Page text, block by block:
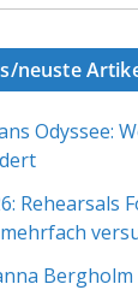
neuste
Odyssee:
Rehearsals